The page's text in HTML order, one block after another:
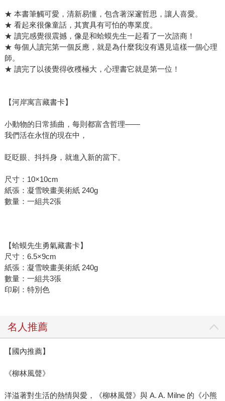
★ 本書筆觸可愛，清新易懂，包含著深邃哲思，讓人喜愛。
★ 看起來很像童話，其實具有可怕的專業度。
★ 讀完感覺很震撼，像是和蛤蟆先生一起看了一次諮商！
★ 每個人讀完第一個反應，就是為什麼我沒有遇見這樣一個心理
師。
★ 讀完了以後覺得收穫極大，心理書它就是第一位！
【河岸寓言藏書卡】
小動物的日常插曲，每則都富含哲理——
我們活在永恆的現在中，
眨眨眼、抖抖身，就進入新的當下。
尺寸：10×10cm
紙張：凝雪映畫美術紙 240g
數量：一組共2張
【蛤蟆先生勇氣藏書卡】
尺寸：6.5×9cm
紙張：凝雪映畫美術紙 240g
數量：一組共3張
印刷：特別色
名人推薦
【國內推薦】
《柳林風聲》
洋溢著對生活的熱情與愛，《柳林風聲》與 A. A. Milne 的《小熊